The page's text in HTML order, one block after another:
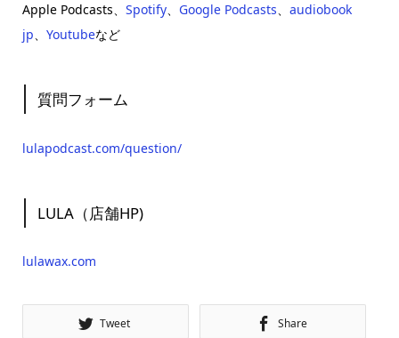
Apple Podcasts、 Spotify、 Google Podcasts、 audiobook
jp、 Youtubeなど
質問フォーム
lulapodcast.com/question/
LULA（店舗HP)
lulawax.com
Tweet Share